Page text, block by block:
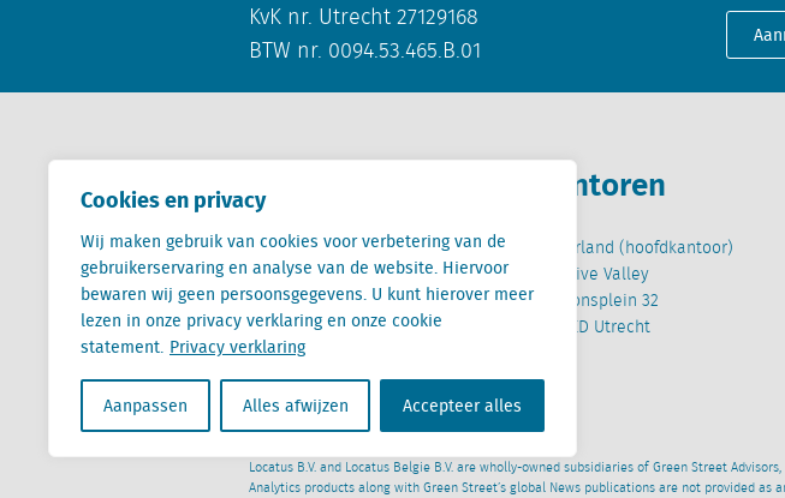
Cookies en privacy
Wij maken gebruik van cookies voor verbetering van de
gebruikerservaring en analyse van de website. Hiervoor
bewaren wij geen persoonsgegevens. U kunt hierover meer
lezen in onze privacy verklaring en onze cookie
statement. Privacy verklaring
Aanpassen Alles afwijzen Accepteer alles
KvK nr. Utrecht 27129168
BTW nr. 0094.53.465.B.01
Contact
+31 (0) 85 760 3283
+32 (0) 2 267 2800
info@locatus.com
Kantoren
Nederland (hoofdkantoor)
Creative Valley
Stationsplein 32
3511 ED Utrecht
Locatus B.V. and Locatus Belgie B.V. are wholly-owned subsidiaries of Green Street
Analytics products along with Green Street’s global News publications are not provided